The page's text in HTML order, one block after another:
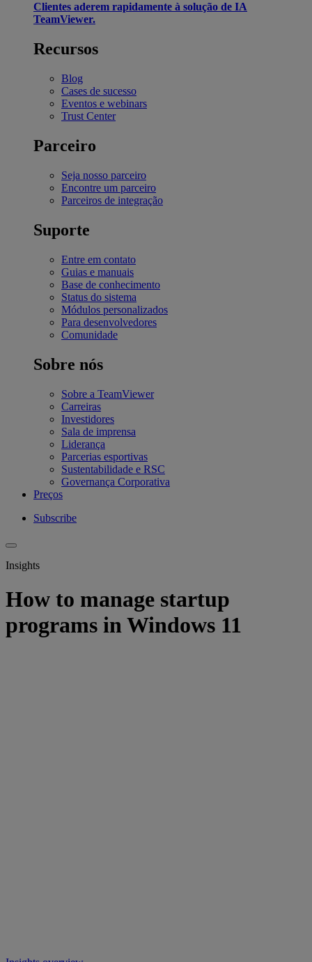
Clientes aderem rapidamente à solução de IA
TeamViewer.
Recursos
Blog
Cases de sucesso
Eventos e webinars
Trust Center
Parceiro
Seja nosso parceiro
Encontre um parceiro
Parceiros de integração
Suporte
Entre em contato
Guias e manuais
Base de conhecimento
Status do sistema
Módulos personalizados
Para desenvolvedores
Comunidade
Sobre nós
Sobre a TeamViewer
Carreiras
Investidores
Sala de imprensa
Liderança
Parcerias esportivas
Sustentabilidade e RSC
Governança Corporativa
Preços
Subscribe
Insights
How to manage startup
programs in Windows 11